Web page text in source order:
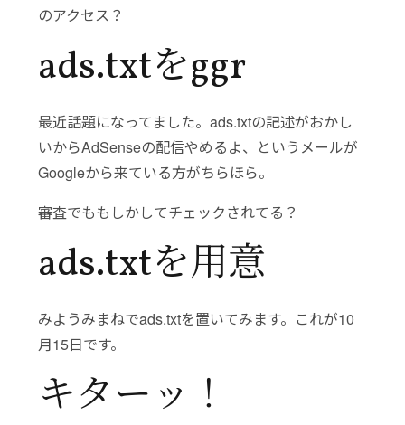
のアクセス？
ads.txtをggr
最近話題になってました。ads.txtの記述がおかし
いからAdSenseの配信やめるよ、というメールが
Googleから来ている方がちらほら。
審査でももしかしてチェックされてる？
ads.txtを用意
みようみまねでads.txtを置いてみます。これが10
月15日です。
キターッ！